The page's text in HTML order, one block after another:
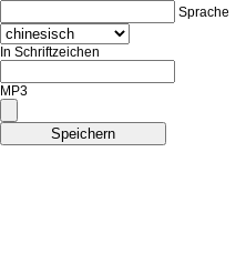
Sprache
In Schriftzeichen
MP3